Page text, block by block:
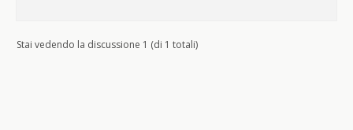
Stai vedendo la discussione 1 (di 1 totali)